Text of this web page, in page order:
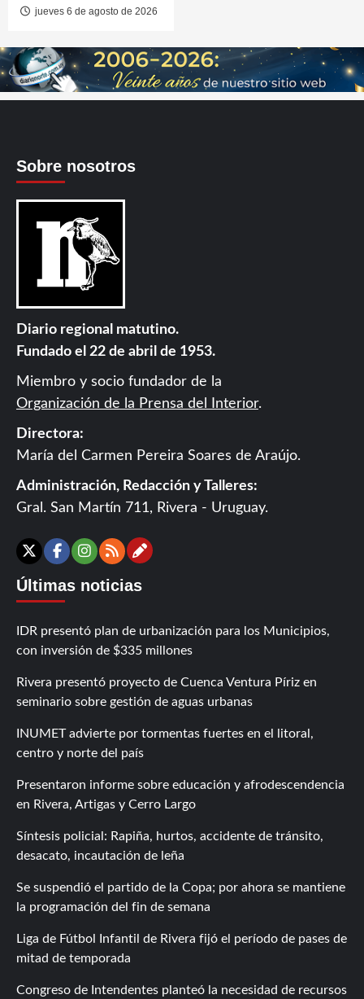
jueves 6 de agosto de 2026
Sobre nosotros
Diario regional matutino.
Fundado el 22 de abril de 1953.
Miembro y socio fundador de la
Organización de la Prensa del Interior.
Directora:
María del Carmen Pereira Soares de Araújo.
Administración, Redacción y Talleres:
Gral. San Martín 711, Rivera - Uruguay.
X Facebook
Instagram
RSSContáctanos
Últimas noticias
IDR presentó plan de urbanización para los Municipios,
con inversión de $335 millones
Rivera presentó proyecto de Cuenca Ventura Píriz en
seminario sobre gestión de aguas urbanas
INUMET advierte por tormentas fuertes en el litoral,
centro y norte del país
Presentaron informe sobre educación y afrodescendencia
en Rivera, Artigas y Cerro Largo
Síntesis policial: Rapiña, hurtos, accidente de tránsito,
desacato, incautación de leña
Se suspendió el partido de la Copa; por ahora se mantiene
la programación del fin de semana
Liga de Fútbol Infantil de Rivera fijó el período de pases de
mitad de temporada
Congreso de Intendentes planteó la necesidad de recursos